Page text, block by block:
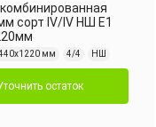
сорт IV/IV НШ Е1
мм 4/4 НШ
остаток